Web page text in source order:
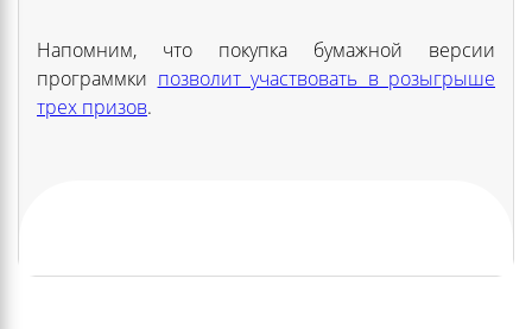
Напомним, что покупка бумажной версии
программки позволит участвовать в розыгрыше
трех призов.